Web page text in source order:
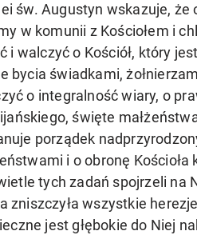
św. Augustyn wskazuje,
w komunii z Kościołem i
i walczyć o Kościół, który
bycia świadkami,
o integralność wiary, o
święte
porządek
i o obronę Kościoła
tych zadań spojrzeli na
zniszczyła wszystkie
jest głębokie do Niej